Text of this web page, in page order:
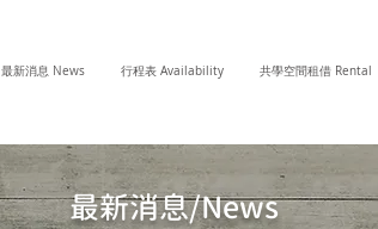
最新消息 News 行程表 Availability 共學空間租借 Rental
最新消息/News